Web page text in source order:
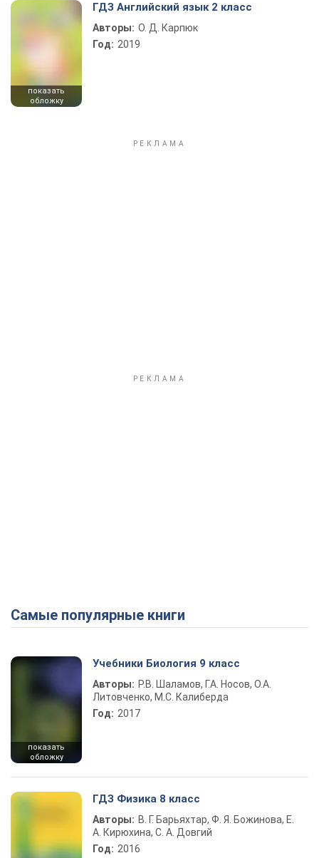
показать
обложку
ГДЗ Английский язык 2 класс
Авторы: О. Д. Карпюк
Год: 2019
Самые популярные книги
показать
обложку
Учебники Биология 9 класс
Авторы: Р.В. Шаламов, Г.А. Носов, О.А.
Литовченко, М.С. Калиберда
Год: 2017
ГДЗ Физика 8 класс
Авторы: В. Г. Барьяхтар, Ф. Я. Божинова, Е.
А. Кирюхина, С. А. Довгий
Год: 2016